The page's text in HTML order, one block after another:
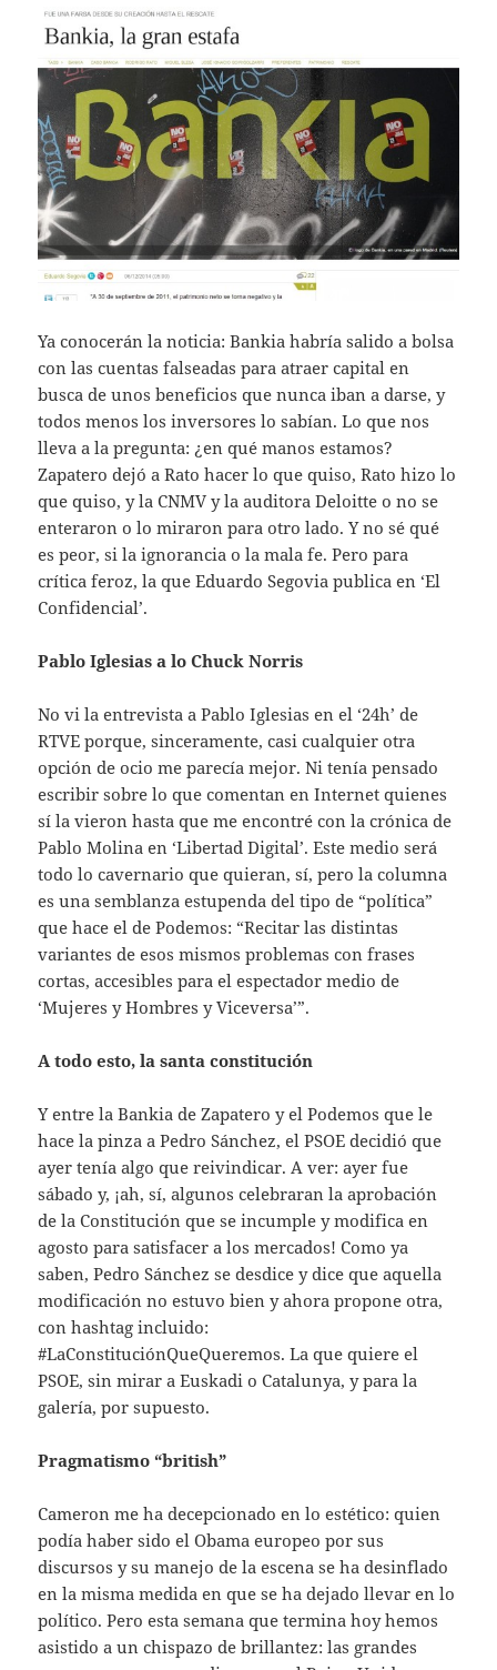
Ya conocerán la noticia: Bankia habría salido a bolsa
con las cuentas falseadas para atraer capital en
busca de unos beneficios que nunca iban a darse, y
todos menos los inversores lo sabían. Lo que nos
lleva a la pregunta: ¿en qué manos estamos?
Zapatero dejó a Rato hacer lo que quiso, Rato hizo lo
que quiso, y la CNMV y la auditora Deloitte o no se
enteraron o lo miraron para otro lado. Y no sé qué
es peor, si la ignorancia o la mala fe. Pero para
crítica feroz, la que Eduardo Segovia publica en ‘El
Confidencial’.
Pablo Iglesias a lo Chuck Norris
No vi la entrevista a Pablo Iglesias en el ‘24h’ de
RTVE porque, sinceramente, casi cualquier otra
opción de ocio me parecía mejor. Ni tenía pensado
escribir sobre lo que comentan en Internet quienes
sí la vieron hasta que me encontré con la crónica de
Pablo Molina en ‘Libertad Digital’. Este medio será
todo lo cavernario que quieran, sí, pero la columna
es una semblanza estupenda del tipo de “política”
que hace el de Podemos: “Recitar las distintas
variantes de esos mismos problemas con frases
cortas, accesibles para el espectador medio de
‘Mujeres y Hombres y Viceversa’”.
A todo esto, la santa constitución
Y entre la Bankia de Zapatero y el Podemos que le
hace la pinza a Pedro Sánchez, el PSOE decidió que
ayer tenía algo que reivindicar. A ver: ayer fue
sábado y, ¡ah, sí, algunos celebraran la aprobación
de la Constitución que se incumple y modifica en
agosto para satisfacer a los mercados! Como ya
saben, Pedro Sánchez se desdice y dice que aquella
modificación no estuvo bien y ahora propone otra,
con hashtag incluido:
#LaConstituciónQueQueremos. La que quiere el
PSOE, sin mirar a Euskadi o Catalunya, y para la
galería, por supuesto.
Pragmatismo “british”
Cameron me ha decepcionado en lo estético: quien
podía haber sido el Obama europeo por sus
discursos y su manejo de la escena se ha desinflado
en la misma medida en que se ha dejado llevar en lo
político. Pero esta semana que termina hoy hemos
asistido a un chispazo de brillantez: las grandes